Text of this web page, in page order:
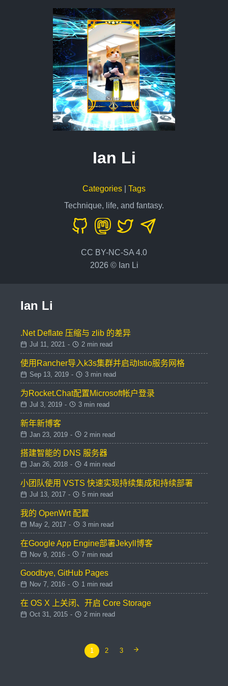
Ian Li
Categories
Tags
Technique, life, and fantasy.
CC BY-NC-SA 4.0
2026 © Ian Li
Ian Li
.Net Deflate 压缩与 zlib 的差异
Jul 11, 2021 - 2 min read
使用Rancher导入k3s集群并启动Istio服务网格
Sep 13, 2019 - 3 min read
为Rocket.Chat配置Microsoft帐户登录
Jul 3, 2019 - 3 min read
新年新博客
Jan 23, 2019 - 2 min read
搭建智能的 DNS 服务器
Jan 26, 2018 - 4 min read
小团队使用 VSTS 快速实现持续集成和持续部署
Jul 13, 2017 - 5 min read
我的 OpenWrt 配置
May 2, 2017 - 3 min read
在Google App Engine部署Jekyll博客
Nov 9, 2016 - 7 min read
Goodbye, GitHub Pages
Nov 7, 2016 - 1 min read
在 OS X 上关闭、开启 Core Storage
Oct 31, 2015 - 2 min read
1 2 3